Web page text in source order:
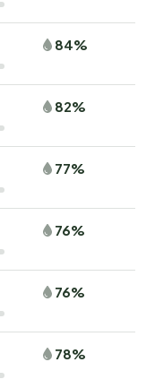
84%
82%
77%
76%
76%
78%